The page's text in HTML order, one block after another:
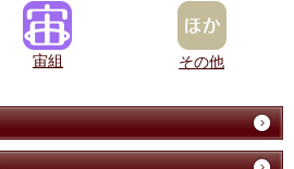
宙組 その他